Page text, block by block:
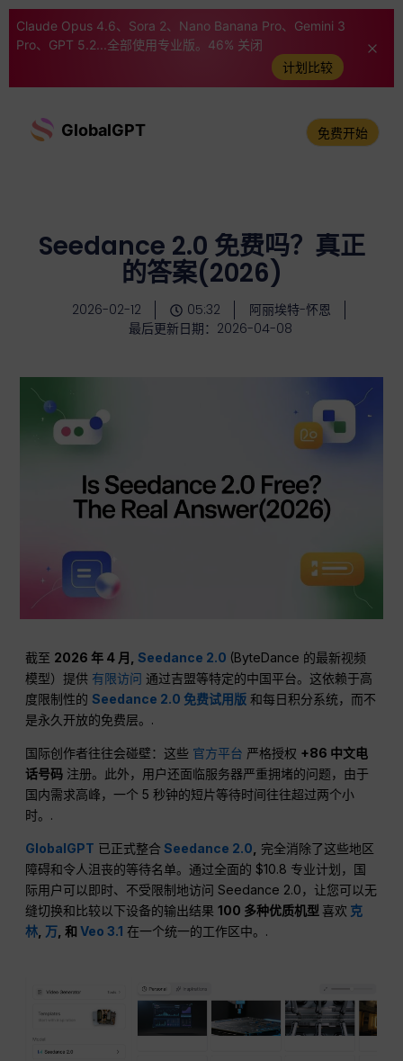
Claude Opus 4.6、Sora 2、Nano Banana Pro、Gemini 3
Pro、GPT 5.2...全部使用专业版。46% 关闭
计划比较
GlobalGPT 免费开始
Seedance 2.0 免费吗？真正
的答案(2026)
2026-02-12 05:32
阿丽埃特-怀恩
最后更新日期：2026-04-08
截至 2026 年 4 月,Seedance 2.0 (ByteDance 的最新视频
模型）提供 有限访问 通过吉盟等特定的中国平台。这依赖于高
度限制性的Seedance 2.0 免费试用版 和每日积分系统，而不
是永久开放的免费层。.
国际创作者往往会碰壁：这些 官方平台 严格授权 +86 中文电
话号码 注册。此外，用户还面临服务器严重拥堵的问题，由于
国内需求高峰，一个 5 秒钟的短片等待时间往往超过两个小
时。.
GlobalGPT 已正式整合 Seedance 2.0, 完全消除了这些地区
障碍和令人沮丧的等待名单。通过全面的 $10.8 专业计划，国
际用户可以即时、不受限制地访问 Seedance 2.0，让您可以无
缝切换和比较以下设备的输出结果100 多种优质机型 喜欢 克
林, 万, 和Veo 3.1 在一个统一的工作区中。.